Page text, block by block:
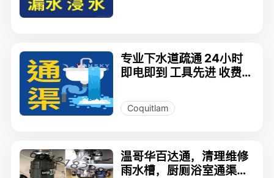
专业下水道疏通 24小时
即电即到 工具先进 收费特
Coquitlam
温哥华百达通，清理维修
雨水槽，厨厕浴室通渠，